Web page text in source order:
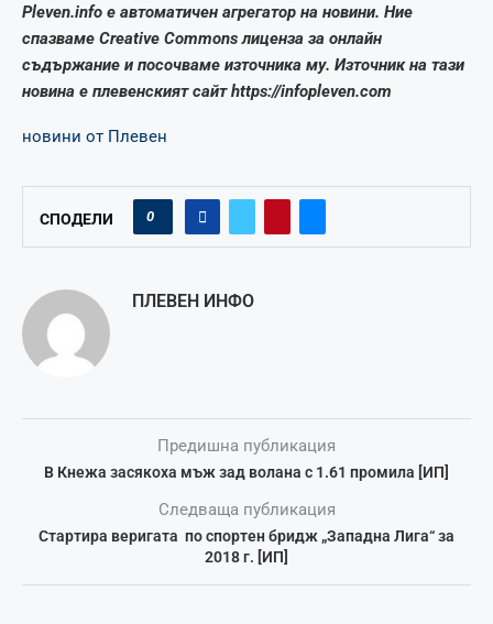
Pleven.info е автоматичен агрегатор на новини. Ние
спазваме Creative Commons лиценза за онлайн
съдържание и посочваме източника му. Източник на тази
новина е плевенският сайт https://infopleven.com
новини от Плевен
СПОДЕЛИ 0
ПЛЕВЕН ИНФО
Предишна публикация
В Кнежа засякоха мъж зад волана с 1.61 промила [ИП]
Следваща публикация
Стартира веригата по спортен бридж „Западна Лига“ за
2018 г. [ИП]